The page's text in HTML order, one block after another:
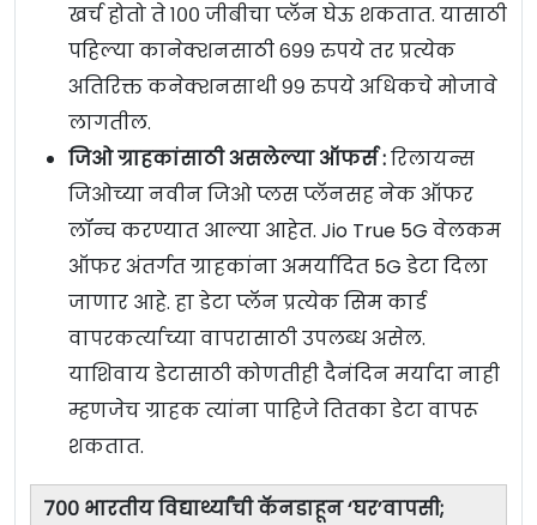
खर्च होतो ते १०० जीबीचा प्लॅन घेऊ शकतात. यासाठी
पहिल्या कानेक्शनसाठी ६९९ रुपये तर प्रत्येक
अतिरिक्त कनेक्शनसाथी ९९ रुपये अधिकचे मोजावे
लागतील.
जिओ ग्राहकांसाठी असलेल्या ऑफर्स :रिलायन्स
जिओच्या नवीन जिओ प्लस प्लॅनसह नेक ऑफर
लॉन्च करण्यात आल्या आहेत. Jio True 5G वेलकम
ऑफर अंतर्गत ग्राहकांना अमर्यादित 5G डेटा दिला
जाणार आहे. हा डेटा प्लॅन प्रत्येक सिम कार्ड
वापरकर्त्याच्या वापरासाठी उपलब्ध असेल.
याशिवाय डेटासाठी कोणतीही दैनंदिन मर्यादा नाही
म्हणजेच ग्राहक त्यांना पाहिजे तितका डेटा वापरू
शकतात.
७०० भारतीय विद्यार्थ्यांची कॅनडाहून ‘घर’वापसी;